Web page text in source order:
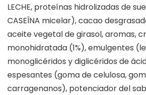
LECHE, proteínas hidrolizadas de
CASEÎNA micelar), cacao
aceite vegetal de girasol, aromas,
monohidratada (1%), emulgentes
monoglicéridos y diglicéridos de
espesantes (goma de celulosa,
carragenanos), potenciador del